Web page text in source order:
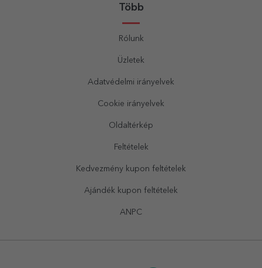
Több
Rólunk
Üzletek
Adatvédelmi irányelvek
Cookie irányelvek
Oldaltérkép
Feltételek
Kedvezmény kupon feltételek
Ajándék kupon feltételek
ANPC